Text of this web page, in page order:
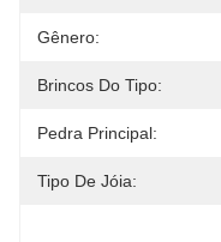
Gênero:
Brincos Do Tipo:
Pedra Principal:
Tipo De Jóia: